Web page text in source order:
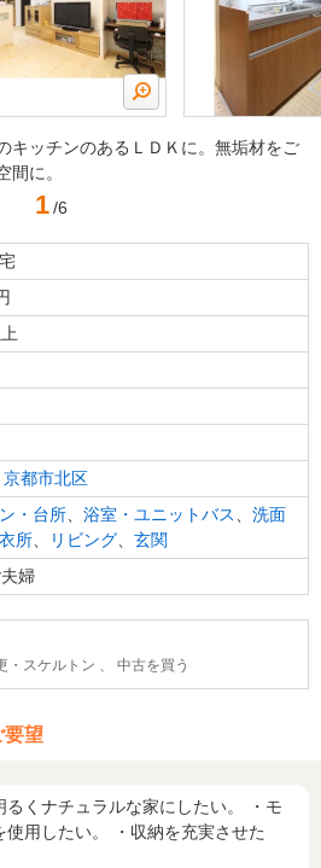
キッチンのあるＬＤＫに。無垢材をご
間に。
1 /6
京都市北区
・台所 浴室・ユニットバス
洗面
所
リビング
玄関
婦
・スケルトン 、 中古を買う
要望
るくナチュラルな家にしたい。 ・モ
用したい。 ・収納を充実させた